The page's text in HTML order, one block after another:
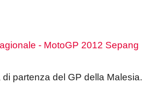
partenza del GP della Malesia.